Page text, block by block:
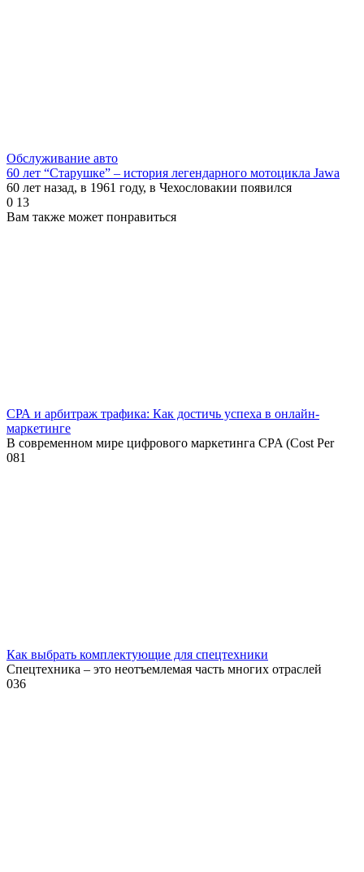
Обслуживание авто
60 лет “Старушке” – история легендарного мотоцикла Jawa
60 лет назад, в 1961 году, в Чехословакии появился
0 13
Вам также может понравиться
СРА и арбитраж трафика: Как достичь успеха в онлайн-
маркетинге
В современном мире цифрового маркетинга CPA (Cost Per
081
Как выбрать комплектующие для спецтехники
Спецтехника – это неотъемлемая часть многих отраслей
036